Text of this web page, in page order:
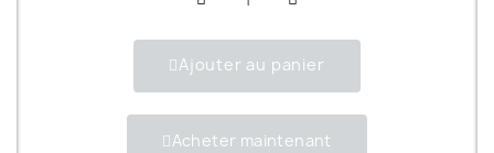
Ajouter au panier
Acheter maintenant